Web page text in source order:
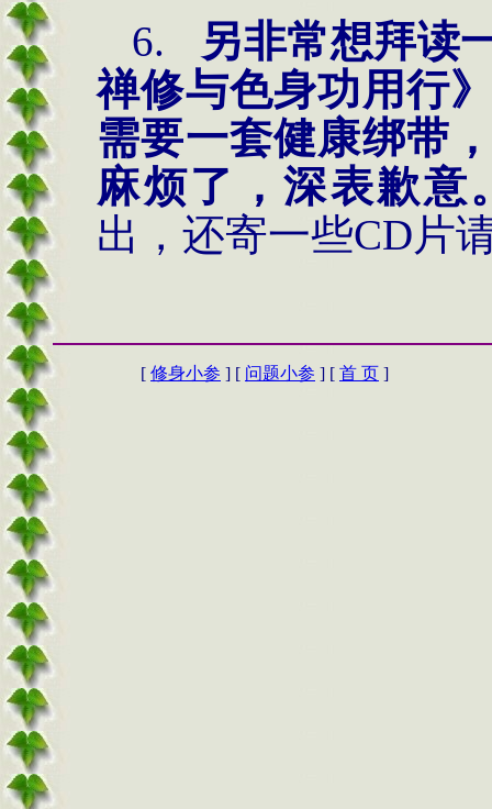
6.
另非常想拜读
禅修与色身功用行
需要一套健康绑带
麻烦了，深表歉意
出，还寄一些CD片
[ 修身小参 ] [ 问题小参 ] [ 首 页 ]